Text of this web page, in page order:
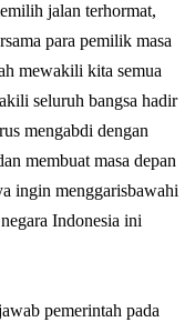
jalan terhormat,
para pemilik masa
mewakili kita semua
seluruh bangsa hadir
mengabdi dengan
membuat masa depan
ingin menggarisbawahi
Indonesia ini
pemerintah pada